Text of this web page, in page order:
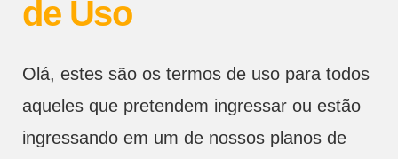
de Uso
Olá, estes são os termos de uso para todos
aqueles que pretendem ingressar ou estão
ingressando em um de nossos planos de